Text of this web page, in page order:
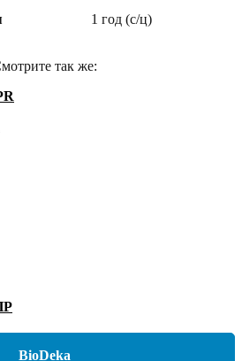
1 год (с/ц)
так же:
BioDeka